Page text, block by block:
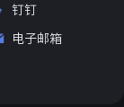
钉钉
电子邮箱